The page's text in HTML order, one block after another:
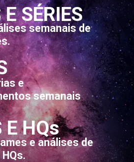
SÉRIES
semanais de
e
semanais
E HQs
e análises de